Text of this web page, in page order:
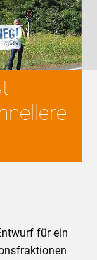
für ein